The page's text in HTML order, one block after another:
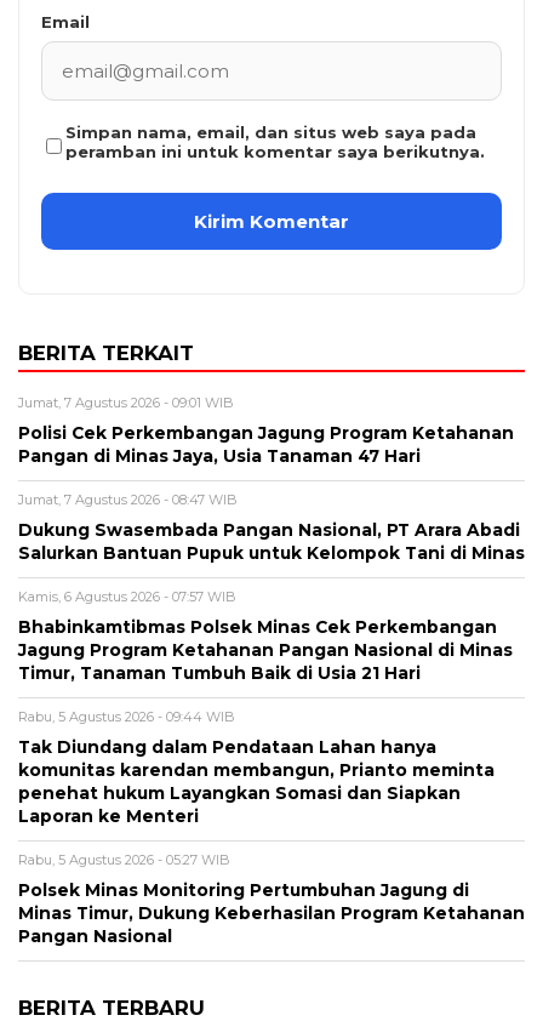
Email
Simpan nama, email, dan situs web saya pada
peramban ini untuk komentar saya berikutnya.
BERITA TERKAIT
Jumat, 7 Agustus 2026 - 09:01 WIB
Polisi Cek Perkembangan Jagung Program Ketahanan
Pangan di Minas Jaya, Usia Tanaman 47 Hari
Jumat, 7 Agustus 2026 - 08:47 WIB
Dukung Swasembada Pangan Nasional, PT Arara Abadi
Salurkan Bantuan Pupuk untuk Kelompok Tani di Minas
Kamis, 6 Agustus 2026 - 07:57 WIB
Bhabinkamtibmas Polsek Minas Cek Perkembangan
Jagung Program Ketahanan Pangan Nasional di Minas
Timur, Tanaman Tumbuh Baik di Usia 21 Hari
Rabu, 5 Agustus 2026 - 09:44 WIB
Tak Diundang dalam Pendataan Lahan hanya
komunitas karendan membangun, Prianto meminta
penehat hukum Layangkan Somasi dan Siapkan
Laporan ke Menteri
Rabu, 5 Agustus 2026 - 05:27 WIB
Polsek Minas Monitoring Pertumbuhan Jagung di
Minas Timur, Dukung Keberhasilan Program Ketahanan
Pangan Nasional
BERITA TERBARU